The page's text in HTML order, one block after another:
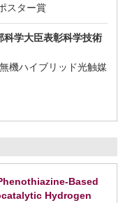
スター賞
科学大臣表彰科学技術
機ハイブリッド光触媒
Based
Hydrogen